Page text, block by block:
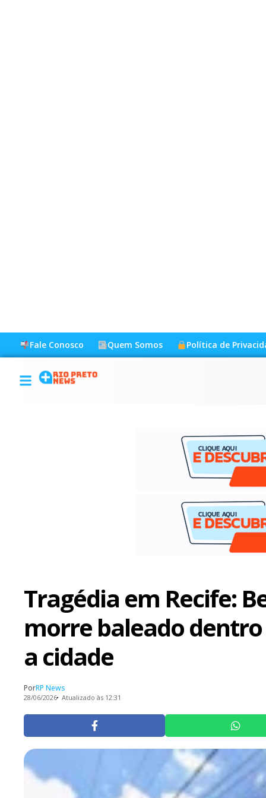
Fale Conosco Quem Somos Política de
Tragédia em Recife:
morre baleado dentro
a cidade
PorRP News
28/06/2026 Atualizado às 12:31